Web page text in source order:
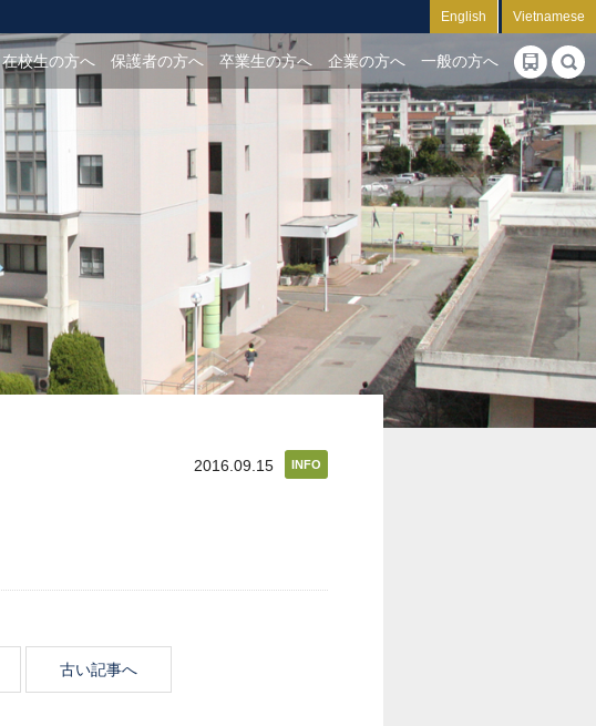
English Vietnamese
在校生の方へ 保護者の方へ 卒業生の方へ 企業の方へ 一般の方へ
INFO
2016.09.15
古い記事へ